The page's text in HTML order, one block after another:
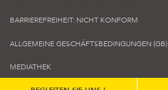
BARRIEREFREIHEIT: NICHT KONFORM
ALLGEMEINE GESCHÄFTSBEDINGUNGEN (GB)
MEDIATHEK